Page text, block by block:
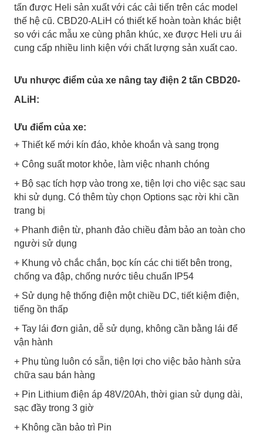
tấn được Heli sản xuất với các cải tiến trên các model
thế hệ cũ. CBD20-ALiH có thiết kế hoàn toàn khác biệt
so với các mẫu xe cùng phân khúc, xe được Heli ưu ái
cung cấp nhiều linh kiện với chất lượng sản xuất cao.
Ưu nhược điểm của xe nâng tay điện 2 tấn CBD20-
ALiH:
Ưu điểm của xe:
+ Thiết kế mới kín đáo, khỏe khoắn và sang trọng
+ Công suất motor khỏe, làm việc nhanh chóng
+ Bộ sạc tích hợp vào trong xe, tiện lợi cho việc sạc sau
khi sử dụng. Có thêm tùy chọn Options sạc rời khi cần
trang bị
+ Phanh điện từ, phanh đảo chiều đảm bảo an toàn cho
người sử dụng
+ Khung vỏ chắc chắn, bọc kín các chi tiết bên trong,
chống va đập, chống nước tiêu chuẩn IP54
+ Sử dụng hệ thống điện một chiều DC, tiết kiệm điện,
tiếng ồn thấp
+ Tay lái đơn giản, dễ sử dụng, không cần bằng lái để
vận hành
+ Phụ tùng luôn có sẵn, tiện lợi cho việc bảo hành sửa
chữa sau bán hàng
+ Pin Lithium điện áp 48V/20Ah, thời gian sử dụng dài,
sạc đầy trong 3 giờ
+ Không cần bảo trì Pin